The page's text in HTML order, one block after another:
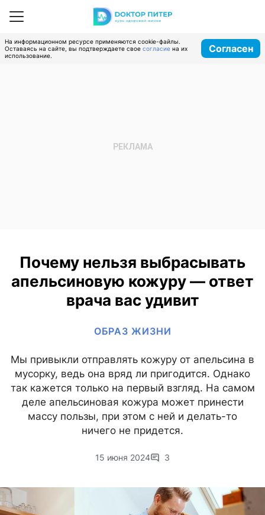
На информационном ресурсе применяются cookie-файлы.
Оставаясь на сайте, вы подтверждаете свое согласие на их
использование.
Согласен
Почему нельзя выбрасывать
апельсиновую кожуру — ответ
врача вас удивит
ОБРАЗ ЖИЗНИ
Мы привыкли отправлять кожуру от апельсина в
мусорку, ведь она вряд ли пригодится. Однако
так кажется только на первый взгляд. На самом
деле апельсиновая кожура может принести
массу пользы, при этом с ней и делать-то
ничего не придется.
15 июня 2024 3